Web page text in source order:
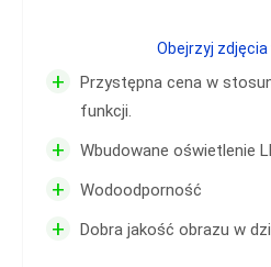
+
Przystępna cena w
funkcji.
+ Wbudowane oświetlenie
+ Wodoodporność
+ Dobra jakość obrazu w
Obejrzyj zdjęcia